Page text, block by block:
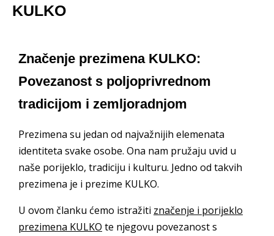
KULKO
Značenje prezimena KULKO:
Povezanost s poljoprivrednom
tradicijom i zemljoradnjom
Prezimena su jedan od najvažnijih elemenata
identiteta svake osobe. Ona nam pružaju uvid u
naše porijeklo, tradiciju i kulturu. Jedno od takvih
prezimena je i prezime KULKO.
U ovom članku ćemo istražiti značenje i porijeklo
prezimena KULKO te njegovu povezanost s